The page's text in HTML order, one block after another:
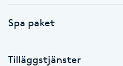
Diamantslipning
E
Spa paket
Tilläggstjänster